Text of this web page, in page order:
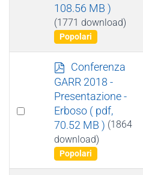
108.56 MB )
(1771 download)
Popolari
Select
p
d
f
Conferenza
GARR 2018 -
Presentazione -
Erboso ( pdf,
70.52 MB ) (1864
download)
Popolari